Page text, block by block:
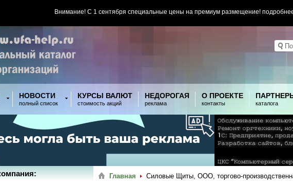
Внимание! С 1 сентября специальные цены на премиум размещение!
НОВОСТИ
полный список
КУРСЫ ВАЛЮТ
стоимость акций
НЕДОРОГАЯ
реклама
О ПРОЕКТЕ
контакты каталога
Главная Силовые Щиты, ООО, торгово-